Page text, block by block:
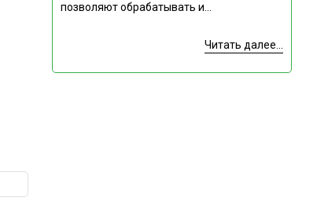
позволяют обрабатывать и...
Читать далее...